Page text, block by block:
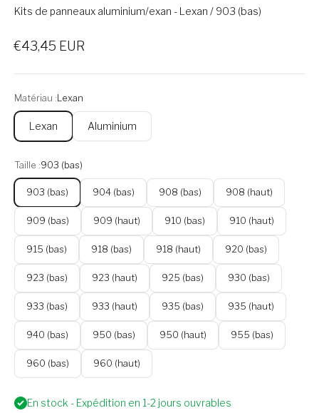
Kits de panneaux aluminium/exan - Lexan / 903 (bas)
Prix de vente
€43,45 EUR
Matériau : Lexan
Lexan Aluminium
Taille :903 (bas)
903 (bas) 904 (bas) 908 (bas) 908 (haut)
909 (bas) 909 (haut) 910 (bas) 910 (haut)
915 (bas) 918 (bas) 918 (haut) 920 (bas)
923 (bas) 923 (haut) 925 (bas) 930 (bas)
933 (bas) 933 (haut) 935 (bas) 935 (haut)
940 (bas) 950 (bas) 950 (haut) 955 (bas)
960 (bas) 960 (haut)
En stock - Expédition en 1-2 jours ouvrables